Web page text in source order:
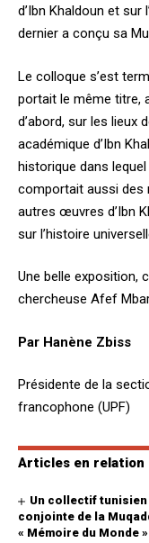
d’Ibn Khaldoun et sur
dernier a conçu sa
Le colloque s’est
portait le même titre,
d’abord, sur les lieux
académique d’Ibn
historique dans
comportait aussi des
autres œuvres d’Ibn
sur l’histoire
Une belle exposition,
chercheuse Afef
Par Hanène Zbiss
Présidente de la
francophone (UPF)
Articles en relation
Un collectif
conjointe de la
« Mémoire du Monde »